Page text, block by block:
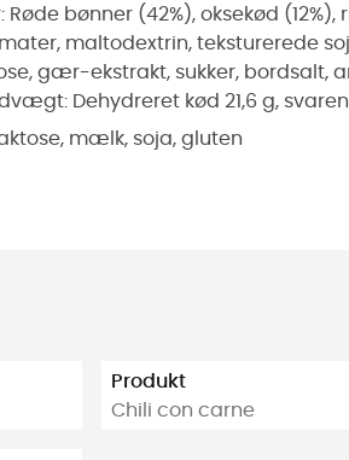
Røde bønner (42%), oksekød
maltodextrin, teksturerede
gær-ekstrakt, sukker, bordsalt,
Dehydreret kød 21,6 g,
mælk, soja, gluten
Produkt
Chili con carne